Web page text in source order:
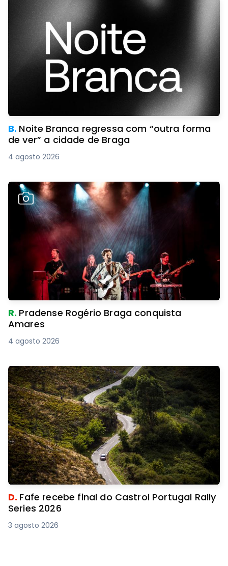
B. Noite Branca regressa com “outra forma
de ver” a cidade de Braga
4 agosto 2026
R. Pradense Rogério Braga conquista
Amares
4 agosto 2026
D. Fafe recebe final do Castrol Portugal Rally
Series 2026
3 agosto 2026